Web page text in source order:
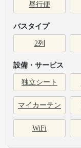
昼行便
バスタイプ
2列
設備・サービス
独立シート
マイカーテン
WiFi